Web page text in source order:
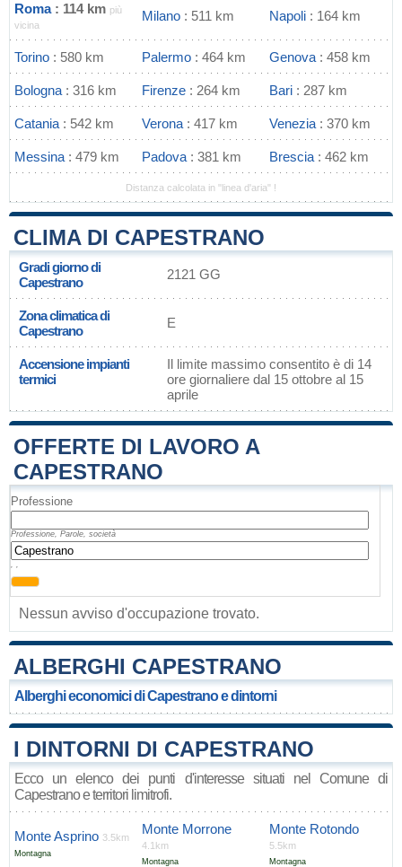
Roma: 114 km più
vicina
Milano : 511 km Napoli : 164 km
Torino : 580 km Palermo : 464 km Genova : 458 km
Bologna : 316 km Firenze : 264 km Bari : 287 km
Catania : 542 km Verona : 417 km Venezia : 370 km
Messina : 479 km Padova : 381 km Brescia : 462 km
Distanza calcolata in "linea d'aria" !
CLIMA DI CAPESTRANO
Gradi giorno di
Capestrano
2121 GG
Zona climatica di
Capestrano
E
Accensione impianti
termici
Il limite massimo consentito è di 14
ore giornaliere dal 15 ottobre al 15
aprile
OFFERTE DI LAVORO A
CAPESTRANO
Professione
Professione, Parole, società
, ,
Nessun avviso d'occupazione trovato.
ALBERGHI CAPESTRANO
Alberghi economici di Capestrano e dintorni
I DINTORNI DI CAPESTRANO
Ecco un elenco dei punti d'interesse situati nel Comune di
Capestrano e territori limitrofi.
Monte Asprino 3.5km
Montagna
Monte Morrone
4.1km
Montagna
Monte Rotondo
5.5km
Montagna